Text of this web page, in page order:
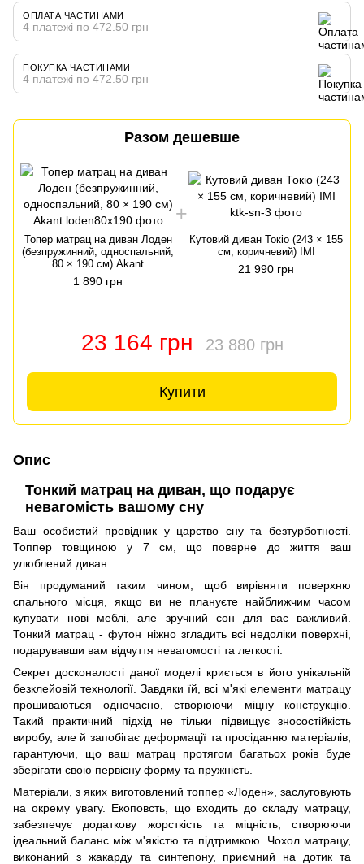
ОПЛАТА ЧАСТИНАМИ
4 платежі по 472.50 грн
ПОКУПКА ЧАСТИНАМИ
4 платежі по 472.50 грн
Разом дешевше
Топер матрац на диван Лоден
(безпружинний, односпальний,
80 × 190 см) Akant
1 890 грн
Кутовий диван Токіо (243 × 155
см, коричневий) ІМІ
21 990 грн
23 164 грн 23 880 грн
Купити
Опис
Тонкий матрац на диван, що подарує
невагомість вашому сну
Ваш особистий провідник у царство сну та безтурботності.
Топпер товщиною у 7 см, що поверне до життя ваш
улюблений диван.
Він продуманий таким чином, щоб вирівняти поверхню
спального місця, якщо ви не плануєте найближчим часом
купувати нові меблі, але зручний сон для вас важливий.
Тонкий матрац - футон ніжно згладить всі недоліки поверхні,
подарувавши вам відчуття невагомості та легкості.
Секрет досконалості даної моделі криється в його унікальній
безклейовій технології. Завдяки їй, всі м'які елементи матрацу
прошиваються одночасно, створюючи міцну конструкцію.
Такий практичний підхід не тільки підвищує зносостійкість
виробу, але й запобігає деформації та просіданню матеріалів,
гарантуючи, що ваш матрац протягом багатьох років буде
зберігати свою первісну форму та пружність.
Матеріали, з яких виготовлений топпер «Лоден», заслуговують
на окрему увагу. Екоповсть, що входить до складу матрацу,
забезпечує додаткову жорсткість та міцність, створюючи
ідеальний баланс між м'якістю та підтримкою. Чохол матрацу,
виконаний з жакарду та синтепону, приємний на дотик та